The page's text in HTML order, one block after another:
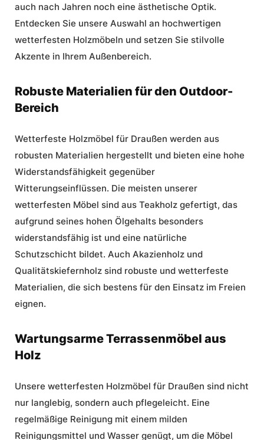
auch nach Jahren noch eine ästhetische Optik.
Entdecken Sie unsere Auswahl an hochwertigen
wetterfesten Holzmöbeln und setzen Sie stilvolle
Akzente in Ihrem Außenbereich.
Robuste Materialien für den Outdoor-
Bereich
Wetterfeste Holzmöbel für Draußen werden aus
robusten Materialien hergestellt und bieten eine hohe
Widerstandsfähigkeit gegenüber
Witterungseinflüssen. Die meisten unserer
wetterfesten Möbel sind aus Teakholz gefertigt, das
aufgrund seines hohen Ölgehalts besonders
widerstandsfähig ist und eine natürliche
Schutzschicht bildet. Auch Akazienholz und
Qualitätskiefernholz sind robuste und wetterfeste
Materialien, die sich bestens für den Einsatz im Freien
eignen.
Wartungsarme Terrassenmöbel aus
Holz
Unsere wetterfesten Holzmöbel für Draußen sind nicht
nur langlebig, sondern auch pflegeleicht. Eine
regelmäßige Reinigung mit einem milden
Reinigungsmittel und Wasser genügt, um die Möbel